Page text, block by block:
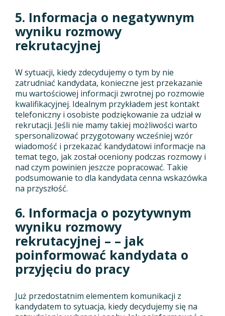
5. Informacja o negatywnym
wyniku rozmowy
rekrutacyjnej
W sytuacji, kiedy zdecydujemy o tym by nie
zatrudniać kandydata, konieczne jest przekazanie
mu wartościowej informacji zwrotnej po rozmowie
kwalifikacyjnej. Idealnym przykładem jest kontakt
telefoniczny i osobiste podziękowanie za udział w
rekrutacji. Jeśli nie mamy takiej możliwości warto
spersonalizować przygotowany wcześniej wzór
wiadomość i przekazać kandydatowi informacje na
temat tego, jak został oceniony podczas rozmowy i
nad czym powinien jeszcze popracować. Takie
podsumowanie to dla kandydata cenna wskazówka
na przyszłość.
6. Informacja o pozytywnym
wyniku rozmowy
rekrutacyjnej – – jak
poinformować kandydata o
przyjęciu do pracy
Już przedostatnim elementem komunikacji z
kandydatem to sytuacja, kiedy decydujemy się na